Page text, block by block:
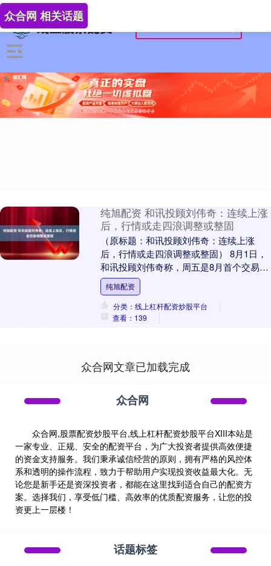
众合网 相关话题
纯旭配资 和讯投顾刘伟奇：连续上涨
后，行情或走四浪调整或整固
（原标题：和讯投顾刘伟奇：连续上涨
后，行情或走四浪调整或整固） 8月1日，
和讯投顾刘伟奇称，周五是8月首个交易日
即将开盘，今天盘面怎么走、能否实现8月
开门红备受....
纯旭配资
分类：线上杠杆配资炒股平台
查看：139
众合网文章已加载完成
众合网
众合网,股票配资炒股平台,线上杠杆配资炒股平台XIII‌本站是
一家专业、正规、安全的配资平台，为广大投资者提供高效便捷
的资金支持服务。我们秉承诚信经营的原则，拥有严格的风控体
系和透明的操作流程，致力于帮助用户实现投资收益最大化。无
论您是新手还是资深投资者，都能在这里找到适合自己的配资方
案。选择我们，享受低门槛、高效率的优质配资服务，让您的投
资更上一层楼！
话题标签